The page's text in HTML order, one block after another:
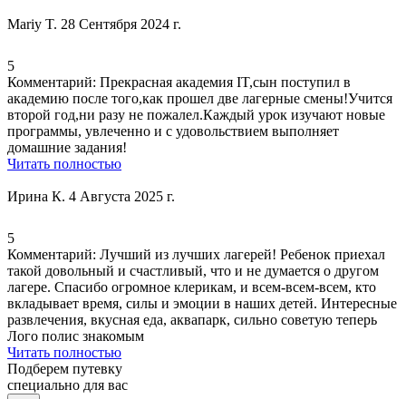
Mariy T. 28 Сентября 2024 г.
5
Комментарий: Прекрасная академия IT,сын поступил в
академию после того,как прошел две лагерные смены!Учится
второй год,ни разу не пожалел.Каждый урок изучают новые
программы, увлеченно и с удовольствием выполняет
домашние задания!
Читать полностью
Ирина К. 4 Августа 2025 г.
5
Комментарий: Лучший из лучших лагерей! Ребенок приехал
такой довольный и счастливый, что и не думается о другом
лагере. Спасибо огромное клерикам, и всем-всем-всем, кто
вкладывает время, силы и эмоции в наших детей. Интересные
развлечения, вкусная еда, аквапарк, сильно советую теперь
Лого полис знакомым
Читать полностью
Подберем путевку
специально для вас